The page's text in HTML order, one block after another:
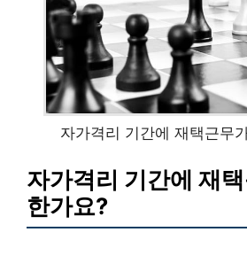
자가격리 기간에 재택근무
자가격리 기간에 재
한가요?